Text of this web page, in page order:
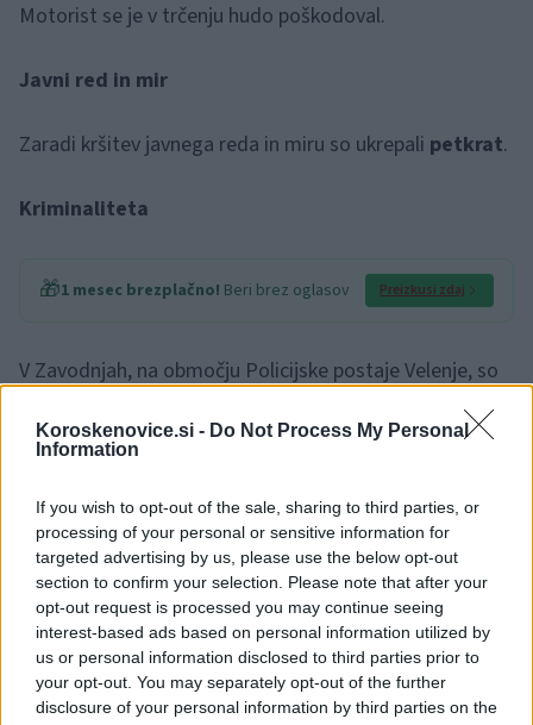
Koroskenovice.si - Do Not Process My Personal
Information
If you wish to opt-out of the sale, sharing to third parties, or
processing of your personal or sensitive information for
targeted advertising by us, please use the below opt-out
section to confirm your selection. Please note that after your
opt-out request is processed you may continue seeing
interest-based ads based on personal information utilized by
us or personal information disclosed to third parties prior to
your opt-out. You may separately opt-out of the further
disclosure of your personal information by third parties on the
Motorist se je v trčenju hudo poškodoval.
Javni red in mir
Zaradi kršitev javnega reda in miru so ukrepali petkrat.
Kriminaliteta
🎁1 mesec brezplačno! Beri brez oglasov Preizkusi zdaj
V Zavodnjah, na območju Policijske postaje Velenje, so
Dva neznanca sta se
pripeljala do stanovanjske hiše. Medtem, ko je eden pod
zamotil lastnika, se je drugi izmuznil v hišo, preiskal
prostore in ukradel zlatnino. Storilca sta se s kraja
odpeljala z osebnim vozilom znamke Peugeot, sive
barve, starejšega letnika izvedbe.
V Slovenj Gradcu so obravnavalivlom v klet